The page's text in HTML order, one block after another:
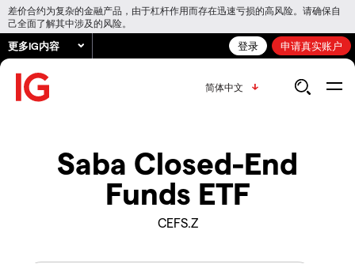
差价合约为复杂的金融产品，由于杠杆作用而存在迅速亏损的高风险。请确保自
己全面了解其中涉及的风险。
更多IG内容 登录 申请真实账户
简体中文
Saba Closed-End
Funds ETF
CEFS.Z